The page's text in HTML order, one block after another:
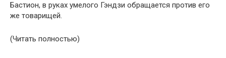
Бастион, в руках умелого Гэндзи обращается против его
же товарищей.
(Читать полностью)